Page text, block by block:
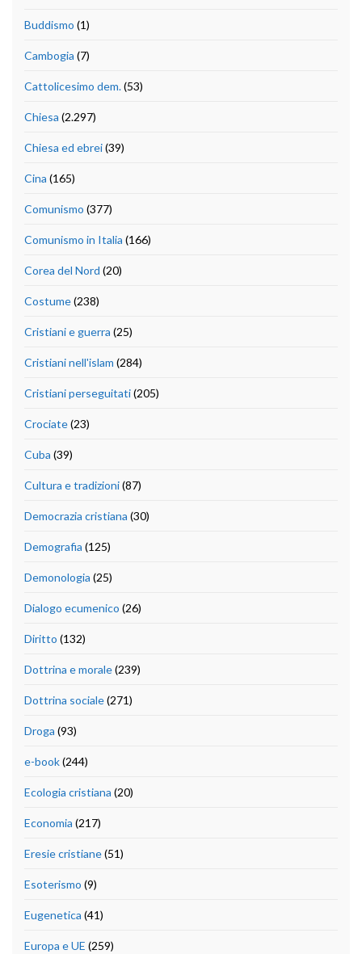
Buddismo (1)
Cambogia (7)
Cattolicesimo dem.(53)
Chiesa (2.297)
Chiesa ed ebrei(39)
Cina (165)
Comunismo (377)
Comunismo in Italia (166)
Corea del Nord (20)
Costume(238)
Cristiani e guerra (25)
Cristiani nell'islam (284)
Cristiani perseguitati(205)
Crociate(23)
Cuba (39)
Cultura e tradizioni(87)
Democrazia cristiana (30)
Demografia (125)
Demonologia (25)
Dialogo ecumenico (26)
Diritto (132)
Dottrina e morale(239)
Dottrina sociale(271)
Droga (93)
e-book(244)
Ecologia cristiana (20)
Economia (217)
Eresie cristiane(51)
Esoterismo (9)
Eugenetica (41)
Europa e UE (259)